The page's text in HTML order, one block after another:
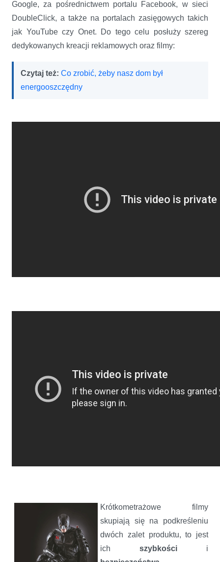
Google, za pośrednictwem portalu Facebook, w sieci
DoubleClick, a także na portalach zasięgowych takich
jak YouTube czy Onet. Do tego celu posłuży szereg
dedykowanych kreacji reklamowych oraz filmy:
Czytaj też: Co zrobić, żeby nasz dom był
energooszczędny
Krótkometrażowe filmy
skupiają się na podkreśleniu
dwóch zalet produktu, to jest
ich szybkości i